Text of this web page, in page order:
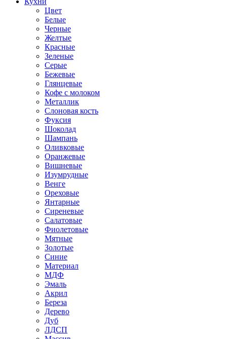
Цвет
Белые
Черные
Желтые
Красные
Зеленые
Серые
Бежевые
Глянцевые
Кофе с молоком
Металлик
Слоновая кость
Фуксия
Шоколад
Шампань
Оливковые
Оранжевые
Вишневые
Изумрудные
Венге
Ореховые
Янтарные
Сиреневые
Салатовые
Фиолетовые
Мятные
Золотые
Синие
Материал
МДФ
Эмаль
Акрил
Береза
Дерево
Дуб
ЛДСП